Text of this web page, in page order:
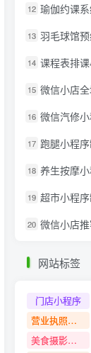
12 瑜伽约课
13 羽毛球馆
14 课程表排
15 微信小店全域推客带
16 微信汽修
17 跑腿小程
18 养生按摩
19 超市小程
20 微信小店推客
网站标签
门店小程序
营业执照注销教程
美食摄影教程